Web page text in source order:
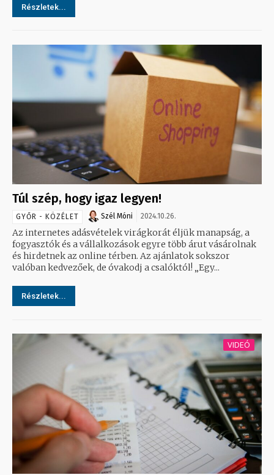
Részletek...
Túl szép, hogy igaz legyen!
GYŐR - KÖZÉLET Szél Móni 2024.10.26.
Az internetes adásvételek virágkorát éljük manapság, a
fogyasztók és a vállalkozások egyre több árut vásárolnak
és hirdetnek az online térben. Az ajánlatok sokszor
valóban kedvezőek, de óvakodj a csalóktól! „Egy...
Részletek...
VIDEÓ